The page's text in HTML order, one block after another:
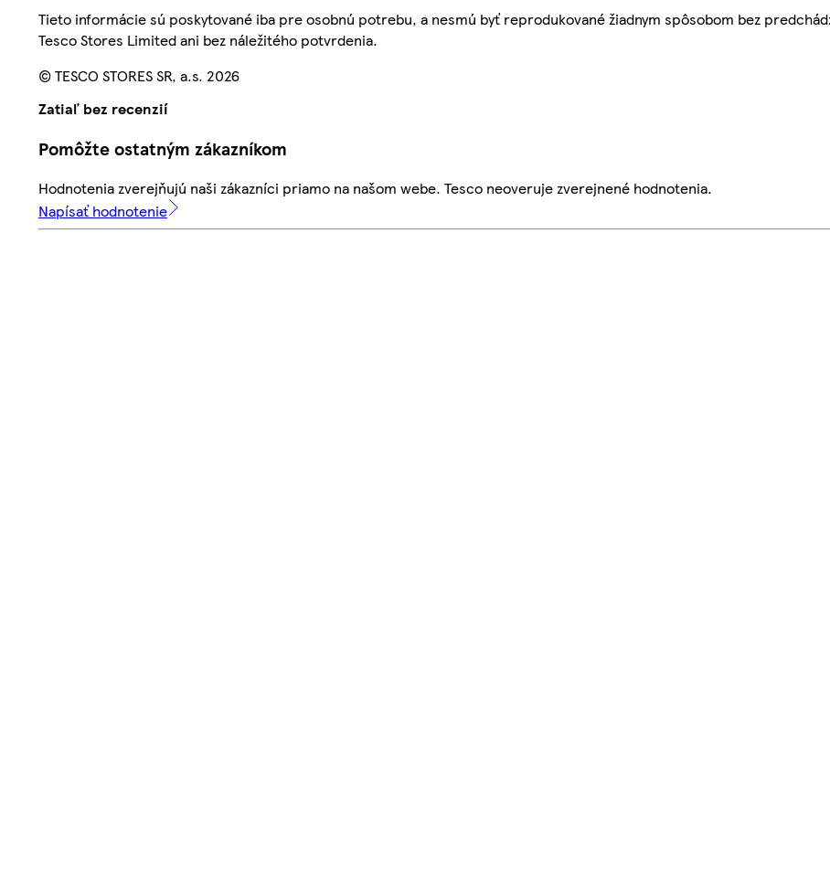
Tieto informácie sú poskytované iba pre osobnú potrebu, a nesmú byť reprodukované žiadnym spôsobom bez
Tesco Stores Limited ani bez náležitého potvrdenia.
© TESCO STORES SR, a.s. 2026
Zatiaľ bez recenzií
Pomôžte ostatným zákazníkom
Hodnotenia zverejňujú naši zákazníci priamo na našom webe. Tesco neoveruje zverejnené hodnotenia.
Napísať hodnotenie